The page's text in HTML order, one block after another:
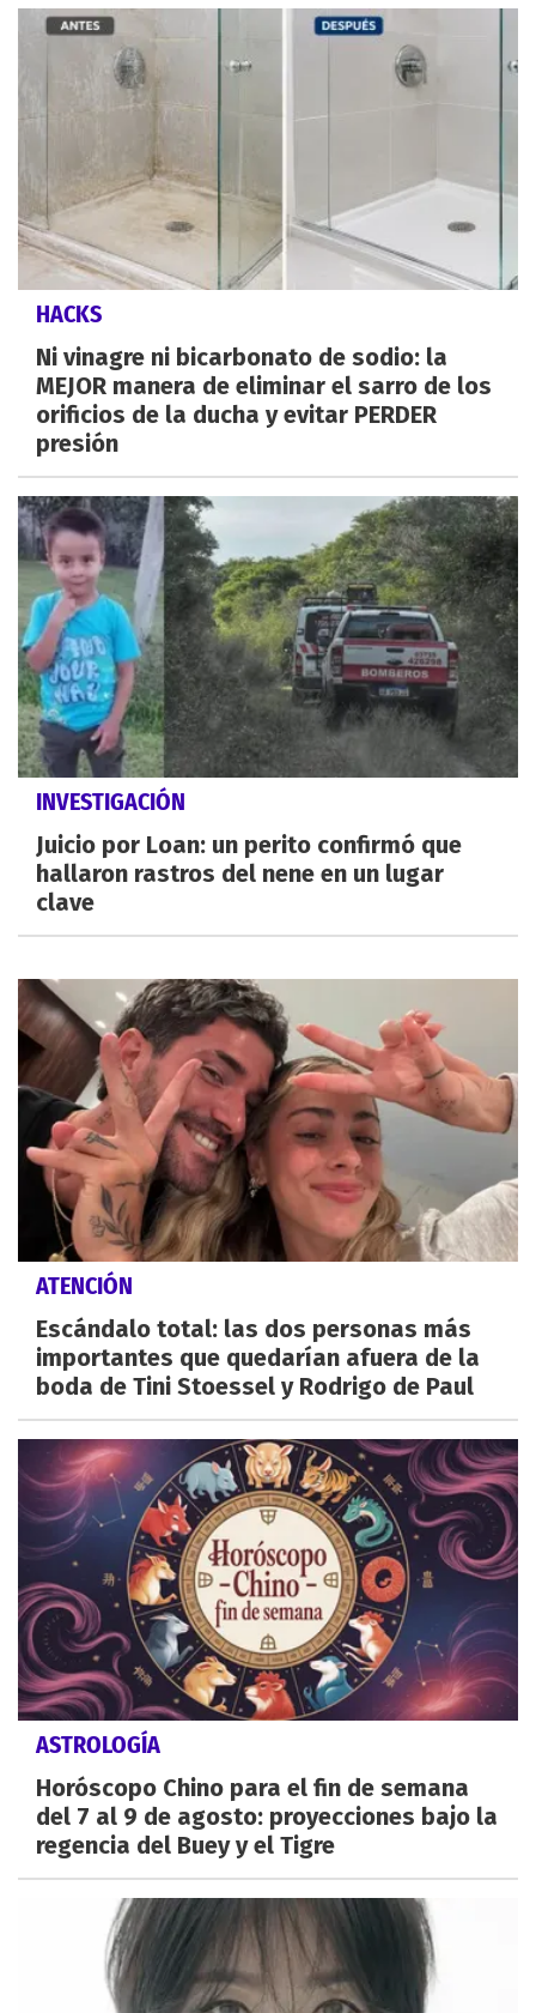
HACKS
Ni vinagre ni bicarbonato de sodio: la
MEJOR manera de eliminar el sarro de los
orificios de la ducha y evitar PERDER
presión
INVESTIGACIÓN
Juicio por Loan: un perito confirmó que
hallaron rastros del nene en un lugar
clave
ATENCIÓN
Escándalo total: las dos personas más
importantes que quedarían afuera de la
boda de Tini Stoessel y Rodrigo de Paul
ASTROLOGÍA
Horóscopo Chino para el fin de semana
del 7 al 9 de agosto: proyecciones bajo la
regencia del Buey y el Tigre